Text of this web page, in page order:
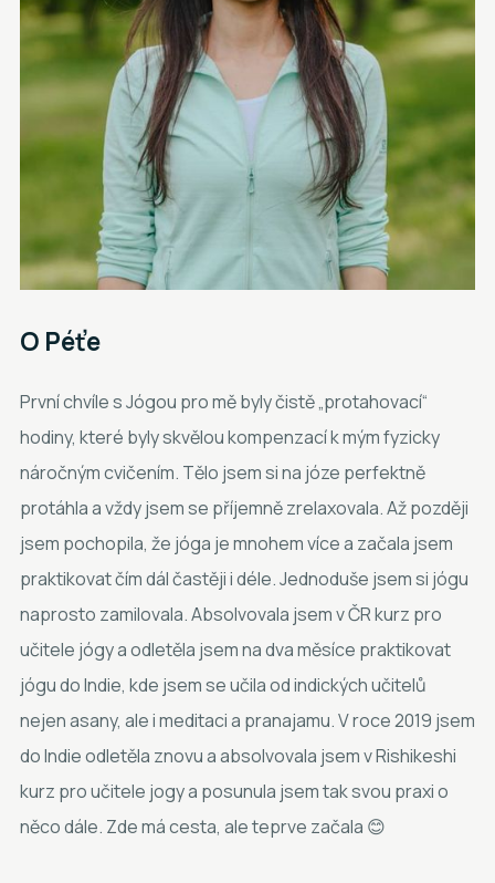
O Péťe
První chvíle s Jógou pro mě byly čistě „protahovací“
hodiny, které byly skvělou kompenzací k mým fyzicky
náročným cvičením. Tělo jsem si na józe perfektně
protáhla a vždy jsem se příjemně zrelaxovala. Až později
jsem pochopila, že jóga je mnohem více a začala jsem
praktikovat čím dál častěji i déle. Jednoduše jsem si jógu
naprosto zamilovala. Absolvovala jsem v ČR kurz pro
učitele jógy a odletěla jsem na dva měsíce praktikovat
jógu do Indie, kde jsem se učila od indických učitelů
nejen asany, ale i meditaci a pranajamu. V roce 2019 jsem
do Indie odletěla znovu a absolvovala jsem v Rishikeshi
kurz pro učitele jogy a posunula jsem tak svou praxi o
něco dále. Zde má cesta, ale teprve začala 😊